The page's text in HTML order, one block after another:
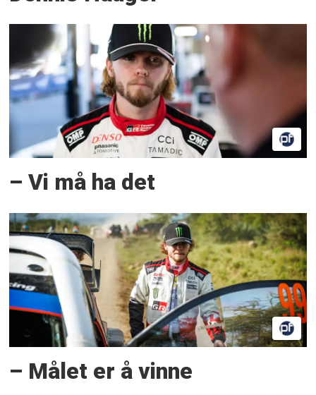
– Vi må ha det
– Målet er å vinne